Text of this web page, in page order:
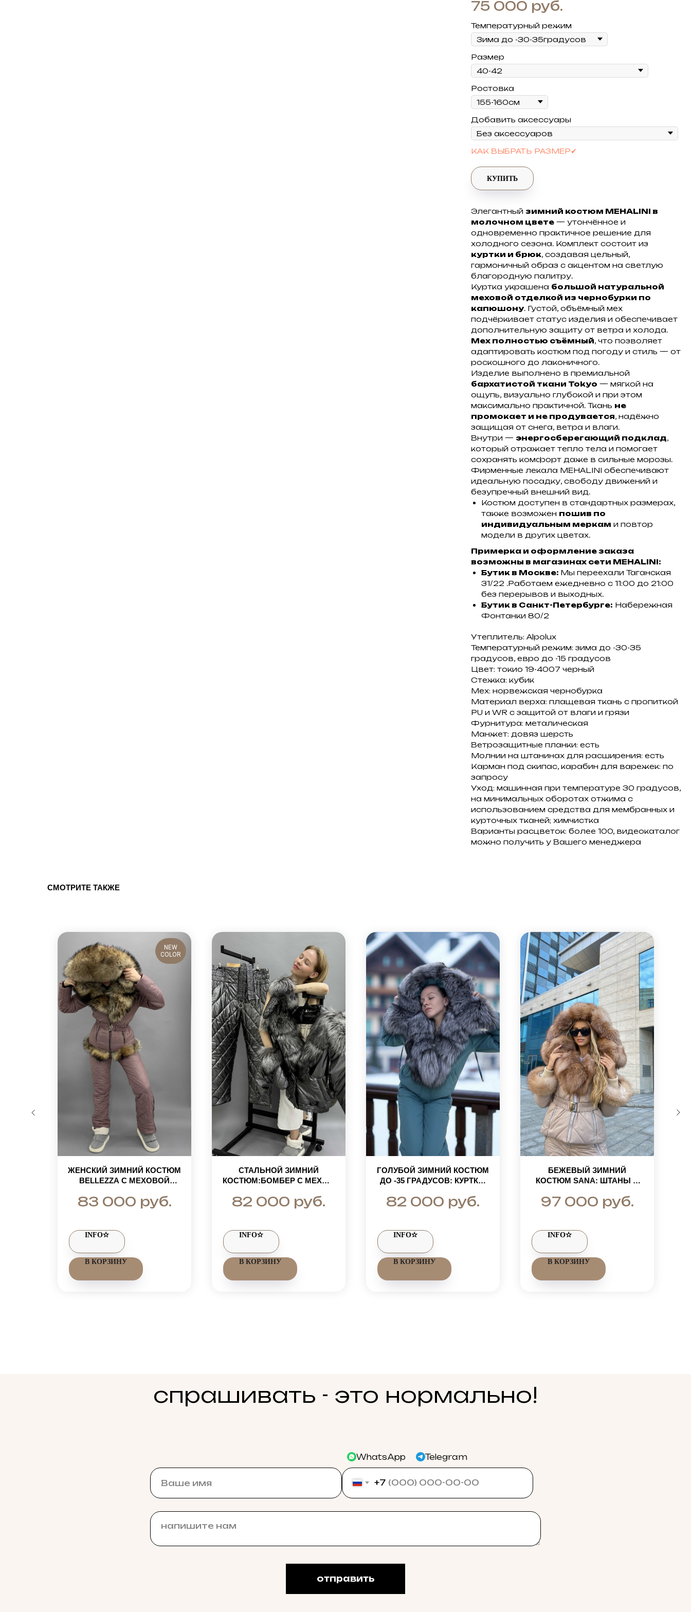
75 000 руб.
Температурный режим
Размер
Ростовка
Добавить аксессуары
КАК ВЫБРАТЬ РАЗМЕР✔
КУПИТЬ
Элегантный зимний костюм MEHALINI в
молочном цвете — утончённое и
одновременно практичное решение для
холодного сезона. Комплект состоит из
куртки и брюк, создавая цельный,
гармоничный образ с акцентом на светлую
благородную палитру.
Куртка украшена большой натуральной
меховой отделкой из чернобурки по
капюшону. Густой, объёмный мех
подчёркивает статус изделия и обеспечивает
дополнительную защиту от ветра и холода.
Мех полностью съёмный, что позволяет
адаптировать костюм под погоду и стиль — от
роскошного до лаконичного.
Изделие выполнено в премиальной
бархатистой ткани Tokyo — мягкой на
ощупь, визуально глубокой и при этом
максимально практичной. Ткань не
промокает и не продувается, надёжно
защищая от снега, ветра и влаги.
Внутри — энергосберегающий подклад,
который отражает тепло тела и помогает
сохранять комфорт даже в сильные морозы.
Фирменные лекала MEHALINI обеспечивают
идеальную посадку, свободу движений и
безупречный внешний вид.
Костюм доступен в стандартных размерах,
также возможен пошив по
индивидуальным меркам и повтор
модели в других цветах.
Примерка и оформление заказа
возможны в магазинах сети MEHALINI:
Бутик в Москве: Мы переехали Таганская
31/22 .Работаем ежедневно с 11:00 до 21:00
без перерывов и выходных.
Бутик в Санкт-Петербурге: Набережная
Фонтанки 80/2
Утеплитель: Alpolux
Температурный режим: зима до -30-35
градусов, евро до -15 градусов
Цвет: токио 19-4007 черный
Стежка: кубик
Мех: норвежская чернобурка
Материал верха: плащевая ткань с пропиткой
PU и WR с защитой от влаги и грязи
Фурнитура: металическая
Манжет: довяз шерсть
Ветрозащитные планки: есть
Молнии на штанинах для расширения: есть
Карман под скипас, карабин для варежек: по
запросу
Уход: машинная при температуре 30 градусов,
на минимальных оборотах отжима с
использованием средства для мембранных и
курточных тканей; химчистка
Варианты расцветок: более 100, видеокаталог
можно получить у Вашего менеджера
СМОТРИТЕ ТАКЖЕ
NEW
COLOR
ЖЕНСКИЙ ЗИМНИЙ КОСТЮМ
BELLEZZA С МЕХОВОЙ
ЕНОТА
83 000 руб.
INFO✫
В КОРЗИНУ
СТАЛЬНОЙ ЗИМНИЙ
КОСТЮМ:БОМБЕР С МЕХОМ
ШТАНЫ
82 000 руб.
INFO✫
В КОРЗИНУ
ГОЛУБОЙ ЗИМНИЙ КОСТЮМ
ДО -35 ГРАДУСОВ: КУРТКА-
НАТУРАЛЬНЫМ МЕХОМ И
СТЕГАНЫЕ ШТАНЫ
82 000 руб.
INFO✫
В КОРЗИНУ
БЕЖЕВЫЙ ЗИМНИЙ
КОСТЮМ SANA: ШТАНЫ И
БЛЮФРОСТА GOLD
97 000 руб.
INFO✫
В КОРЗИНУ
спрашивать - это нормально!
WhatsApp Telegram
+7
отправить